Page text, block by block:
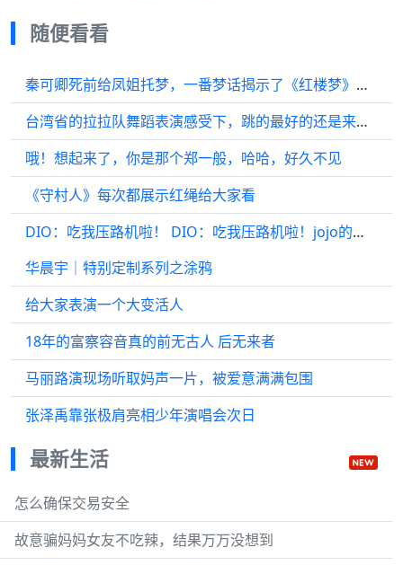
随便看看
秦可卿死前给凤姐托梦，一番梦话揭示了《红楼梦》结局
台湾省的拉拉队舞蹈表演感受下，跳的最好的还是来自韩国的妹子
哦！想起来了，你是那个郑一般，哈哈，好久不见
《守村人》每次都展示红绳给大家看
DIO：吃我压路机啦！ DIO：吃我压路机啦！jojo的奇妙冒险 日语配音 声优都是怪物 DIO
华晨宇｜特别定制系列之涂鸦
给大家表演一个大变活人
18年的富察容音真的前无古人 后无来者
马丽路演现场听取妈声一片，被爱意满满包围
张泽禹靠张极肩亮相少年演唱会次日
最新生活
怎么确保交易安全
故意骗妈妈女友不吃辣，结果万万没想到